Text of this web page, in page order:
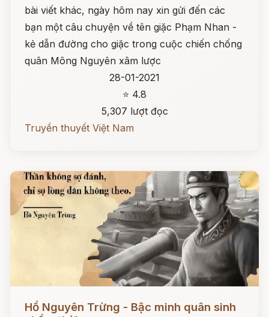
bài viết khác, ngày hôm nay xin gửi đến các
bạn một câu chuyện về tên giặc Phạm Nhan -
kẻ dẫn đường cho giặc trong cuộc chiến chống
quân Mông Nguyên xâm lược
28-01-2021
⭐ 4.8
5,307 lượt đọc
Truyền thuyết Việt Nam
Đọc ngay
Hồ Nguyên Trừng - Bậc minh quân sinh